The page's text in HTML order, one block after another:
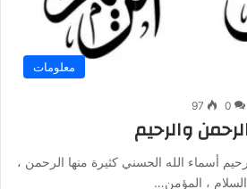
معلومات
0
97
والرحيم
أسماء الله الحسني كثيرة منها الرحمن ،
، المؤمن…